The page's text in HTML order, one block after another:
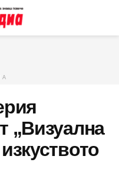
„Визуална